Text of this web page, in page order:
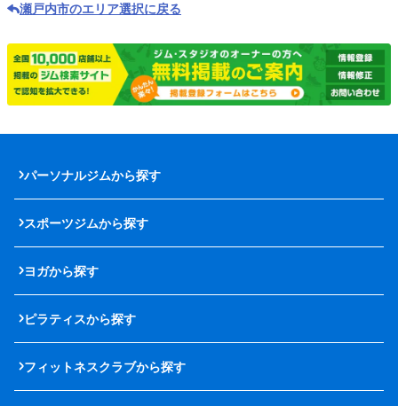
瀬戸内市のエリア選択に戻る
パーソナルジムから探す
スポーツジムから探す
ヨガから探す
ピラティスから探す
フィットネスクラブから探す